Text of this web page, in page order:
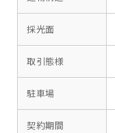
採光面
取引態様
駐車場
契約期間